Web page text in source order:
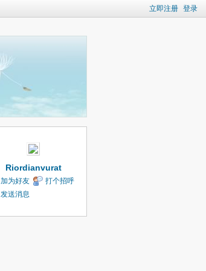
立即注册 登录
Riordianvurat
加为好友
打个招呼
发送消息